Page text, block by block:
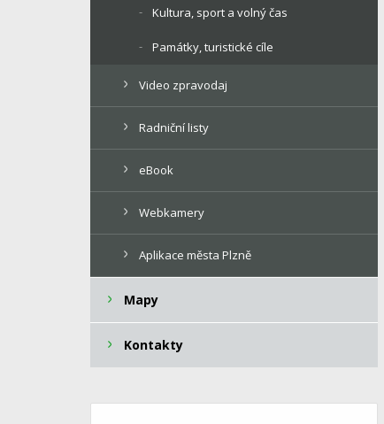
Kultura, sport a volný čas
Památky, turistické cíle
Video zpravodaj
Radniční listy
eBook
Webkamery
Aplikace města Plzně
Mapy
Kontakty